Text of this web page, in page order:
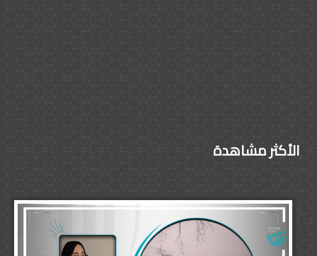
الأكثر مشاهدة